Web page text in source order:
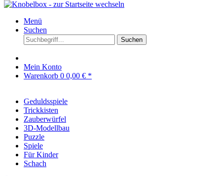
Menü
Suchen
Suchen
Mein Konto
Warenkorb 0 0,00 € *
Geduldsspiele
Trickkisten
Zauberwürfel
3D-Modellbau
Puzzle
Spiele
Für Kinder
Schach